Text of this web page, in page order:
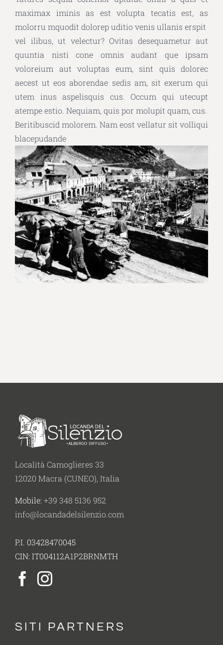
maximax iminis as est volupta tecatis est, as
molorru mquodit dolorep uditio venis ullanis erspit
vel ilibus, ut velectur? Ovitas desequametur aut
quuntia nisti cone omnis audant que ipsam
voloreium aut voluptas eum, sint quis dolorec
aecest ut eos aborendae sedis am, sit exerum qui
utem inus aspelisquis cus. Occum qui utecupt
atempe estio. Nequiam, quis por molupit quam, cus.
Beritibuscid molorem. Nam eost vellatur sit volliqui
blacepudande
Località Camoglieres 33
12020 Macra (CUNEO), Italia
Mobile: +39 348 5136 952
info@locandadelsilenzio.com
P.I. 03428470045
CIN: IT004112A1P2BRNMTH
SITI PARTNERS